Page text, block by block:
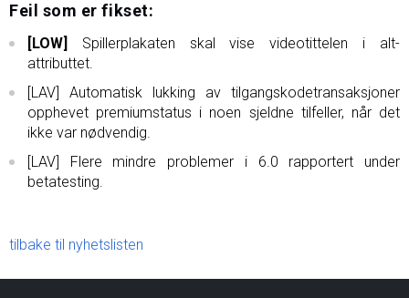
Feil som er fikset:
[LOW]
Spillerplakaten skal vise videotittelen i alt-
attributtet.
[LAV] Automatisk lukking av tilgangskodetransaksjoner
opphevet premiumstatus i noen sjeldne tilfeller, når det
ikke var nødvendig.
[LAV] Flere mindre problemer i 6.0 rapportert under
betatesting.
tilbake til nyhetslisten